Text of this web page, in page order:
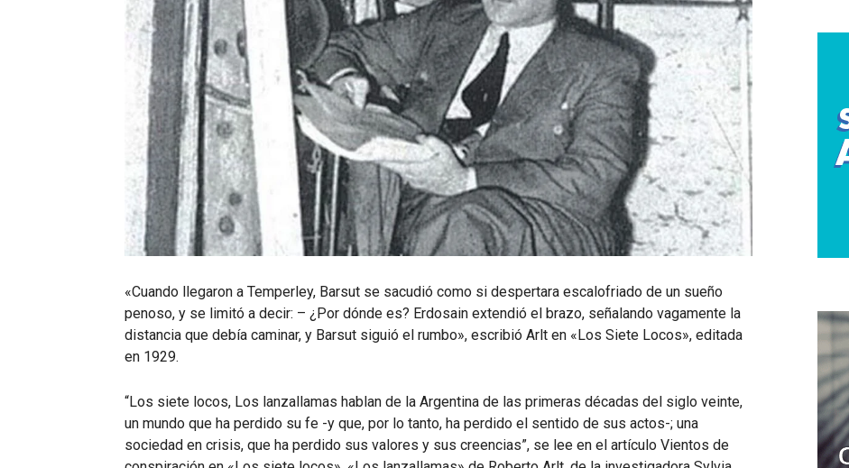
«Cuando llegaron a Temperley, Barsut se sacudió como si despertara escalofriado de un sueño
penoso, y se limitó a decir: – ¿Por dónde es? Erdosain extendió el brazo, señalando vagamente la
distancia que debía caminar, y Barsut siguió el rumbo», escribió Arlt en «Los Siete Locos», editada
en 1929.
“Los siete locos, Los lanzallamas hablan de la Argentina de las primeras décadas del siglo veinte,
un mundo que ha perdido su fe -y que, por lo tanto, ha perdido el sentido de sus actos-; una
sociedad en crisis, que ha perdido sus valores y sus creencias”, se lee en el artículo Vientos de